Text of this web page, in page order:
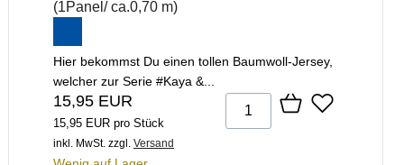
(1Panel/ ca.0,70 m)
Hier bekommst Du einen tollen Baumwoll-Jersey,
welcher zur Serie #Kaya &...
15,95 EUR
15,95 EUR pro Stück
inkl. MwSt. zzgl. Versand